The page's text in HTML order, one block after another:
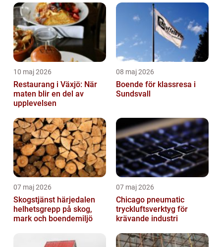
10 maj 2026
Restaurang i Växjö: När
maten blir en del av
upplevelsen
08 maj 2026
Boende för klassresa i
Sundsvall
07 maj 2026
Skogstjänst härjedalen
helhetsgrepp på skog,
mark och boendemiljö
07 maj 2026
Chicago pneumatic
tryckluftsverktyg för
krävande industri